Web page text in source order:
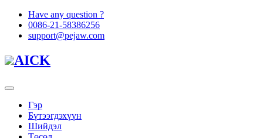
Have any question ?
0086-21-58386256
support@pejaw.com
AICK
Гэр
Бүтээгдэхүүн
Шийдэл